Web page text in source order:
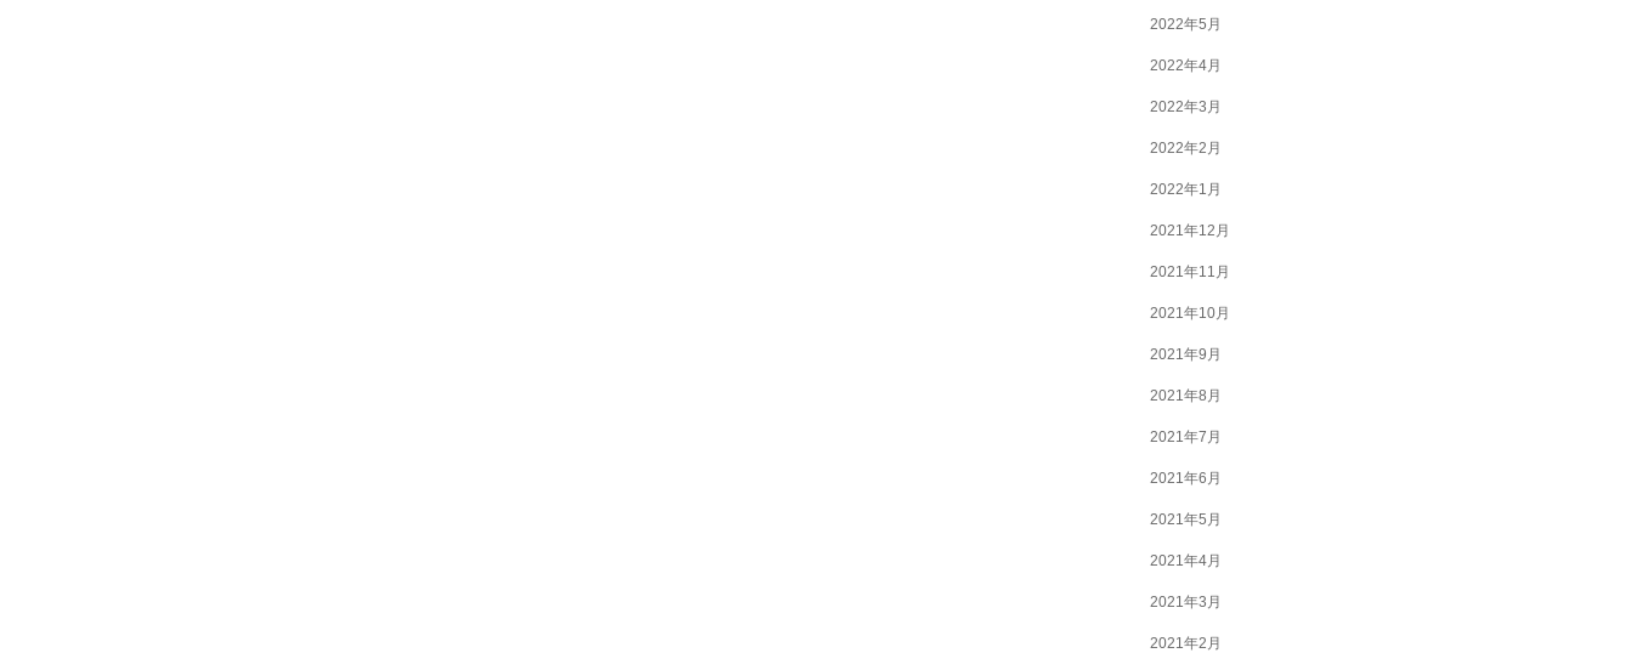
2022年5月
2022年4月
2022年3月
2022年2月
2022年1月
2021年12月
2021年11月
2021年10月
2021年9月
2021年8月
2021年7月
2021年6月
2021年5月
2021年4月
2021年3月
2021年2月